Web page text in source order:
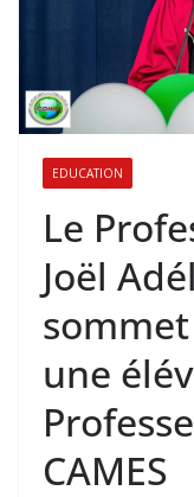
EDUCATION
Le
Joël
une
CAMES